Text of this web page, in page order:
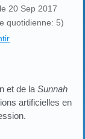
20 Sep 2017
quotidienne: 5)
et de la Sunnah
artificielles en